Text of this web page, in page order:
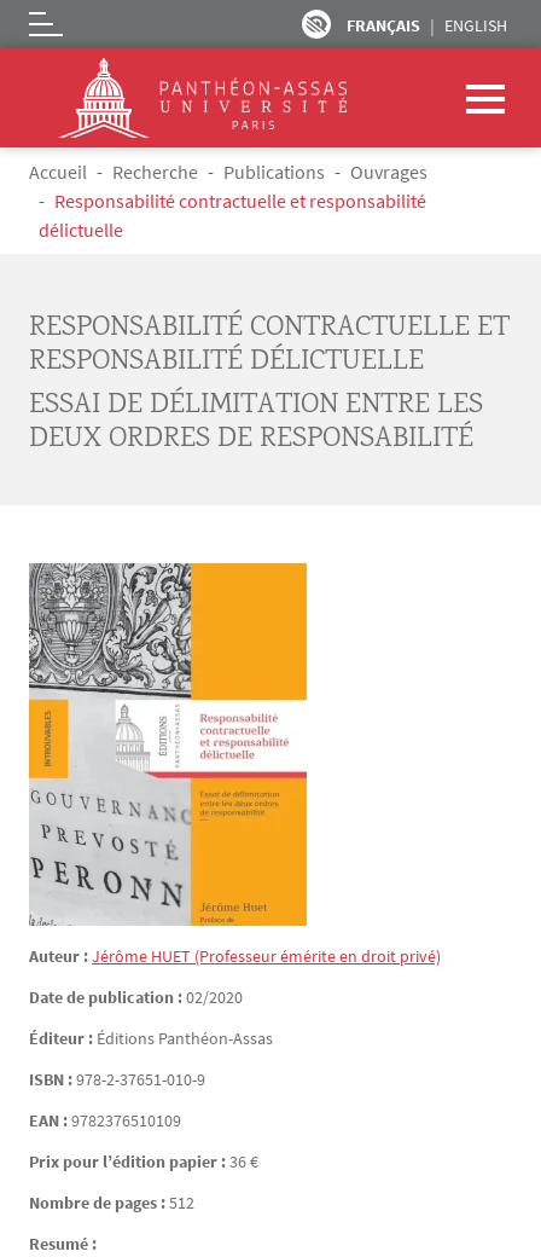
Aller au contenu principal
FRANÇAIS ENGLISH
Logo
Fil d'Ariane
Accueil Recherche Publications
Ouvrages
Responsabilité contractuelle et responsabilité
délictuelle
RESPONSABILITÉ CONTRACTUELLE ET
RESPONSABILITÉ DÉLICTUELLE
ESSAI DE DÉLIMITATION ENTRE LES
DEUX ORDRES DE RESPONSABILITÉ
Auteur :Jérôme HUET (Professeur émérite en droit privé)
Date de publication :02/2020
Éditeur : Éditions Panthéon-Assas
ISBN :978-2-37651-010-9
EAN :9782376510109
Prix pour l’édition papier :36 €
Nombre de pages :512
Resumé :